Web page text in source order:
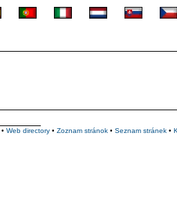
• Web directory • Zoznam stránok • Seznam stránek •